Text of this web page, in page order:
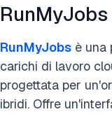
RunMyJobs è una
carichi di lavoro
progettata per
ibridi. Offre